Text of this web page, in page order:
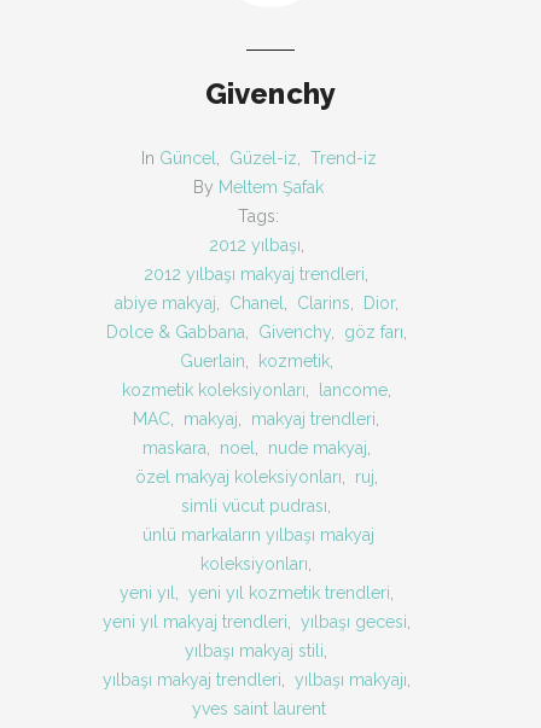
Givenchy
In Güncel Güzel-iz
Trend-iz
By Meltem Şafak
Tags:
2012 yılbaşı
2012 yılbaşı makyaj trendleri
abiye makyaj
Chanel Clarins Dior,
Dolce & Gabbana
Givenchy, göz farı
Guerlain
kozmetik,
kozmetik koleksiyonları
lancome,
MAC
makyaj makyaj trendleri
maskara
noel nude makyaj
özel makyaj koleksiyonları
ruj
simli vücut pudrası
ünlü markaların yılbaşı makyaj
koleksiyonları
yeni yıl
yeni yıl kozmetik trendleri
yeni yıl makyaj trendleri
yılbaşı gecesi
yılbaşı makyaj stili
yılbaşı makyaj trendleri
yılbaşı makyajı
yves saint laurent